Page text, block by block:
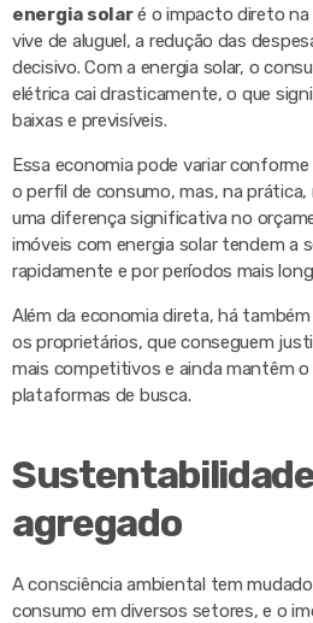
energia solaré o impacto direto na
vive de aluguel, a redução das
decisivo. Com a energia solar, o
elétrica cai drasticamente, o que
baixas e previsíveis.
Essa economia pode variar
o perfil de consumo, mas, na
uma diferença significativa no
imóveis com energia solar tendem a
rapidamente e por períodos mais
Além da economia direta, há
os proprietários, que conseguem
mais competitivos e ainda mantêm
plataformas de busca.
agregado
A consciência ambiental tem
consumo em diversos setores, e o